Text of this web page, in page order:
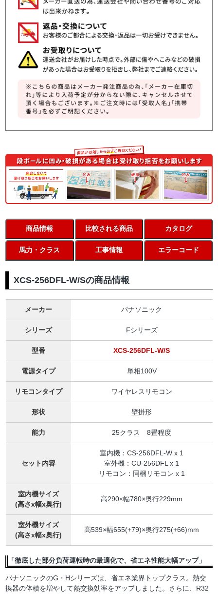
商品情報 比較される商品 カタログ
馬力・クラス 工事情報 エラーコード
XCS-256DFL-W/Sの商品情報
メーカー パナソニック
シリーズ Fシリーズ
型番 XCS-256DFL-W/S
電源タイプ 単相100V
リモコンタイプ ワイヤレスリモコン
形状 壁掛形
能力 25クラス 8畳程度
セット内容
室内機：CS-256DFL-W x 1
室外機：CU-256DFL x 1
リモコン：同梱リモコン x 1
室内機サイズ
(高さx幅x奥行)
高290×幅780×奥行229mm
室外機サイズ
(高さx幅x奥行)
高539×幅655(+79)×奥行275(+66)mm
「徹底した部分負荷運転時の最適化で、省エネ性能大幅アップ」
パナソニックのG・Hシリーズは、省エネ業界トップクラス。熱交
換器の体積を増やして熱交換効率をアップしました。さらに、R32